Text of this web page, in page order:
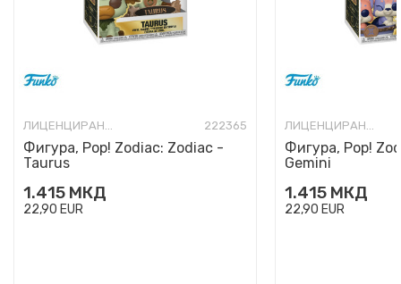
ЛИЦЕНЦИРАНИ ФИГУРИ И СЕТОВИ 222365
Фигура, Pop! Zodiac: Zodiac -
Taurus
1.415 МКД
22,90 EUR
ЛИЦЕНЦИРАНИ ФИГУРИ И СЕТОВИ
Фигура, Pop!
Gemini
1.415 МКД
22,90 EUR